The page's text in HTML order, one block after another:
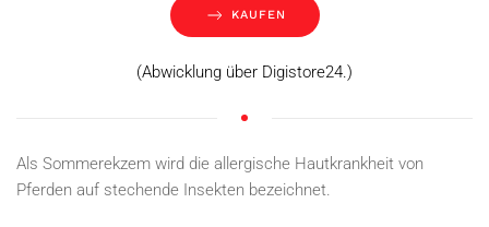
KAUFEN
(Abwicklung über Digistore24.)
Als Sommerekzem wird die allergische Hautkrankheit von
Pferden auf stechende Insekten bezeichnet.